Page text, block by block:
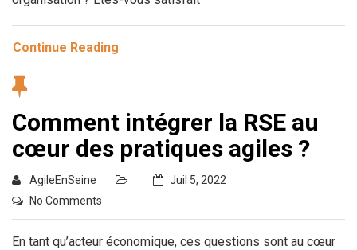
Continue Reading
Comment intégrer la RSE au
cœur des pratiques agiles ?
AgileEnSeine
Juil 5, 2022
No Comments
En tant qu’acteur économique, ces questions sont au cœur